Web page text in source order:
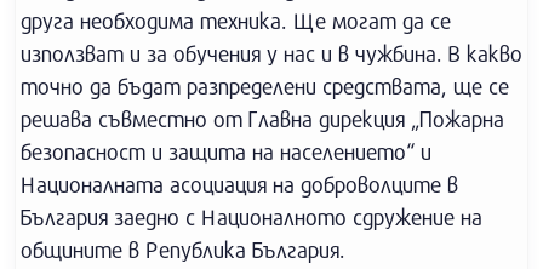
друга необходима техника. Ще могат да се
използват и за обучения у нас и в чужбина. В какво
точно да бъдат разпределени средствата, ще се
решава съвместно от Главна дирекция „Пожарна
безопасност и защита на населението“ и
Националната асоциация на доброволците в
България заедно с Националното сдружение на
общините в Република България.